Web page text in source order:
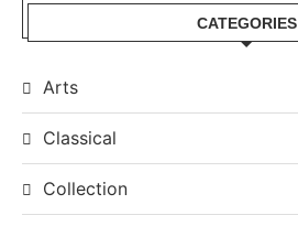
CATEGORIES
Arts
Classical
Collection